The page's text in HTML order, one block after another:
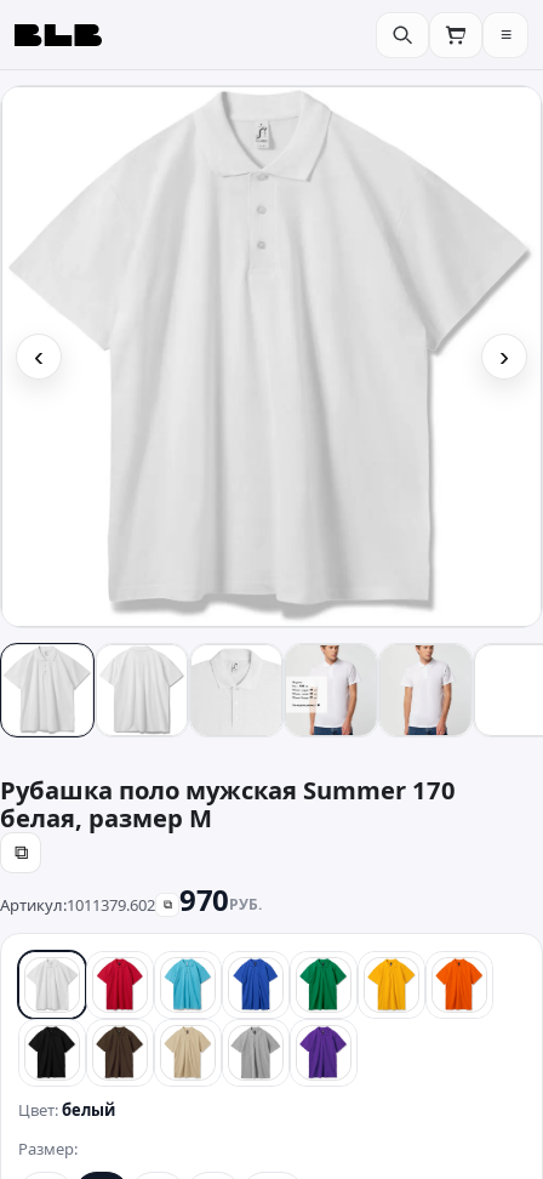
BLB ≡
‹ ›
Рубашка поло мужская Summer 170
белая, размер M
⧉
Артикул:1011379.602 ⧉ 970РУБ.
белый красныйбирюзовый
синий зеленыйжелтый
черныйкоричневый
бежевыйсерый фиолетовый
Цвет:белый
Размер: